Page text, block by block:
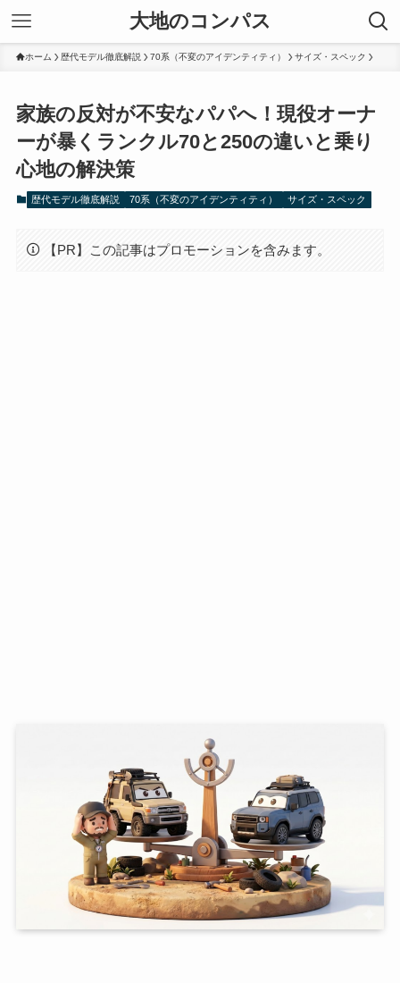
大地のコンパス
ホーム 歴代モデル徹底解説 70系（不変のアイデンティティ） サイズ・スペック
家族の反対が不安なパパへ！現役オーナ
ーが暴くランクル70と250の違いと乗り
心地の解決策
歴代モデル徹底解説 70系（不変のアイデンティティ） サイズ・スペック
【PR】この記事はプロモーションを含みます。